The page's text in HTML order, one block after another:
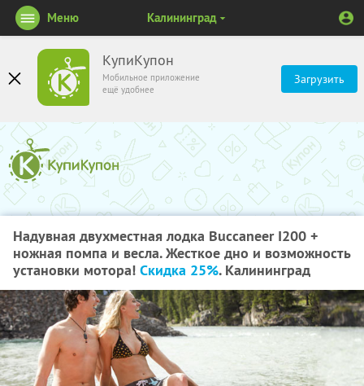
КупиКупон
Мобильное приложение
ещё удобнее
Загрузить
Меню Калининград
Надувная двухместная лодка Buccaneer I200 +
ножная помпа и весла. Жесткое дно и возможность
установки мотора! Скидка 25%. Калининград